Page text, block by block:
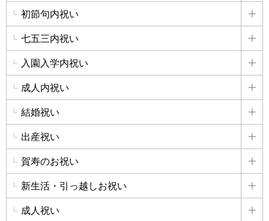
初節句内祝い
詳
七五三内祝い
詳
入園入学内祝い
詳
成人内祝い
詳
結婚祝い
詳
出産祝い
詳
賀寿のお祝い
詳
新生活・引っ越しお祝い
詳
成人祝い
詳